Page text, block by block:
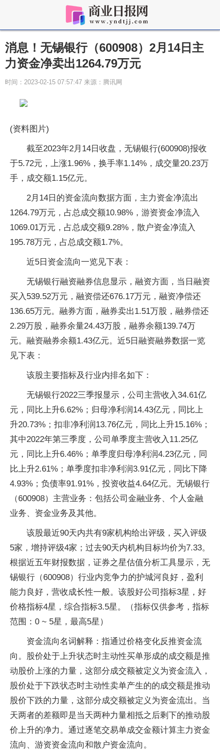
消息！无锡银行（600908）2月14日主
力资金净卖出1264.79万元
时间：2023-02-15 07:57:47 来源：腾讯网
(资料图片)
截至2023年2月14日收盘，无锡银行(600908)报收
于5.72元，上涨1.96%，换手率1.14%，成交量20.23万
手，成交额1.15亿元。
2月14日的资金流向数据方面，主力资金净流出
1264.79万元，占总成交额10.98%，游资资金净流入
1069.01万元，占总成交额9.28%，散户资金净流入
195.78万元，占总成交额1.7%。
近5日资金流向一览见下表：
无锡银行融资融券信息显示，融资方面，当日融资
买入539.52万元，融资偿还676.17万元，融资净偿还
136.65万元。融券方面，融券卖出1.51万股，融券偿还
2.29万股，融券余量24.43万股，融券余额139.74万
元。融资融券余额1.43亿元。近5日融资融券数据一览
见下表：
该股主要指标及行业内排名如下：
无锡银行2022三季报显示，公司主营收入34.61亿
元，同比上升6.62%；归母净利润14.43亿元，同比上
升20.73%；扣非净利润13.76亿元，同比上升15.16%；
其中2022年第三季度，公司单季度主营收入11.25亿
元，同比上升6.46%；单季度归母净利润4.23亿元，同
比上升2.61%；单季度扣非净利润3.91亿元，同比下降
4.93%；负债率91.91%，投资收益4.64亿元。无锡银行
（600908）主营业务：包括公司金融业务、个人金融
业务、资金业务及其他。
该股最近90天内共有9家机构给出评级，买入评级
5家，增持评级4家；过去90天内机构目标均价为7.33。
根据近五年财报数据，证券之星估值分析工具显示，无
锡银行（600908）行业内竞争力的护城河良好，盈利
能力良好，营收成长性一般。该股好公司指标3星，好
价格指标4星，综合指标3.5星。（指标仅供参考，指标
范围：0 ~ 5星，最高5星）
资金流向名词解释：指通过价格变化反推资金流
向。股价处于上升状态时主动性买单形成的成交额是推
动股价上涨的力量，这部分成交额被定义为资金流入，
股价处于下跌状态时主动性卖单产生的的成交额是推动
股价下跌的力量，这部分成交额被定义为资金流出。当
天两者的差额即是当天两种力量相抵之后剩下的推动股
价上升的净力。通过逐笔交易单成交金额计算主力资金
流向、游资资金流向和散户资金流向。